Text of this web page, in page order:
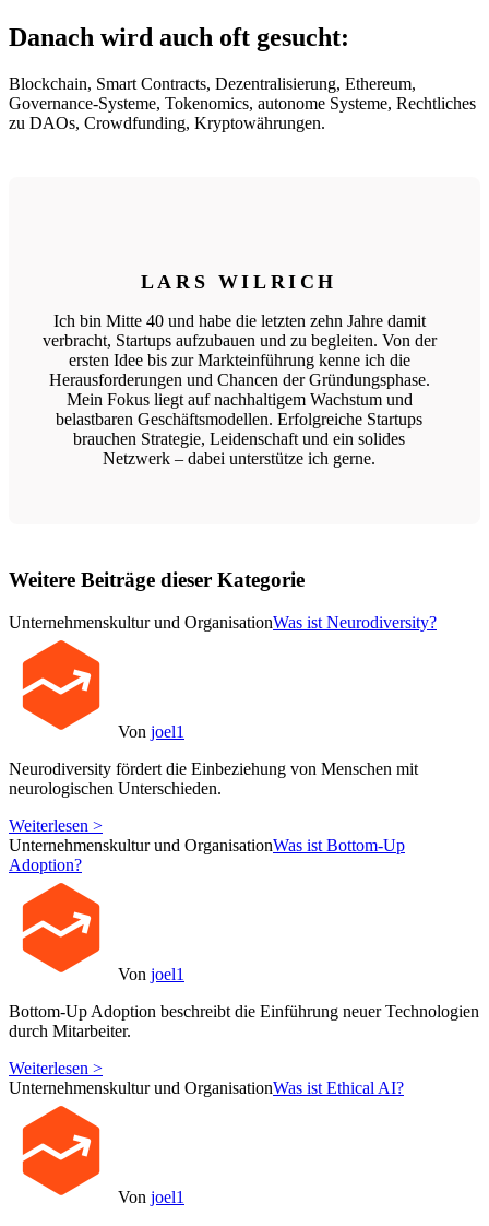
Danach wird auch oft gesucht:
Blockchain, Smart Contracts, Dezentralisierung, Ethereum,
Governance-Systeme, Tokenomics, autonome Systeme, Rechtliches
zu DAOs, Crowdfunding, Kryptowährungen.
LARS WILRICH
Ich bin Mitte 40 und habe die letzten zehn Jahre damit
verbracht, Startups aufzubauen und zu begleiten. Von der
ersten Idee bis zur Markteinführung kenne ich die
Herausforderungen und Chancen der Gründungsphase.
Mein Fokus liegt auf nachhaltigem Wachstum und
belastbaren Geschäftsmodellen. Erfolgreiche Startups
brauchen Strategie, Leidenschaft und ein solides
Netzwerk – dabei unterstütze ich gerne.
Weitere Beiträge dieser Kategorie
Unternehmenskultur und OrganisationWas ist Neurodiversity?
Von joel1
Neurodiversity fördert die Einbeziehung von Menschen mit
neurologischen Unterschieden.
Weiterlesen >
Unternehmenskultur und OrganisationWas ist Bottom-Up
Adoption?
Von joel1
Bottom-Up Adoption beschreibt die Einführung neuer Technologien
durch Mitarbeiter.
Weiterlesen >
Unternehmenskultur und OrganisationWas ist Ethical AI?
Von joel1